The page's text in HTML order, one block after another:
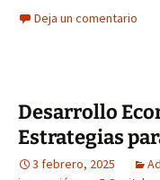
Deja un comentario
Desarrollo
Estrategias
3 febrero, 2025